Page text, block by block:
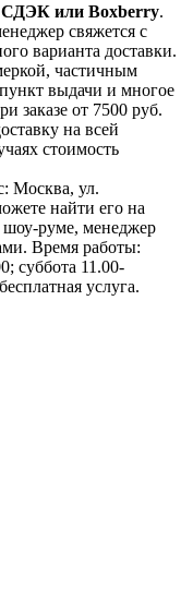
СДЭК или Boxberry.
свяжется с
варианта доставки.
частичным
выдачи и многое
заказе от 7500 руб.
на всей
стоимость
Москва, ул.
найти его на
шоу-руме, менеджер
Время работы:
суббота 11.00-
услуга.